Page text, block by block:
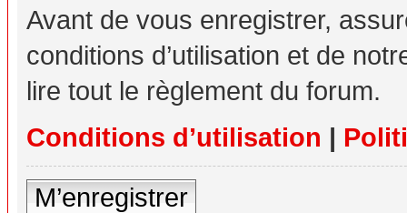
Avant de vous enregistrer,
conditions d’utilisation et de
lire tout le règlement du forum.
Conditions d’utilisation |
M’enregistrer